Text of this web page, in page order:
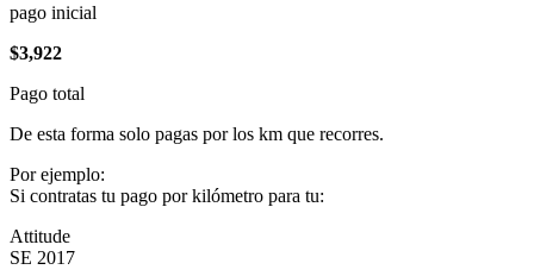
pago inicial
$3,922
Pago total
De esta forma solo pagas por los km que recorres.
Por ejemplo:
Si contratas tu pago por kilómetro para tu:
Attitude
SE 2017